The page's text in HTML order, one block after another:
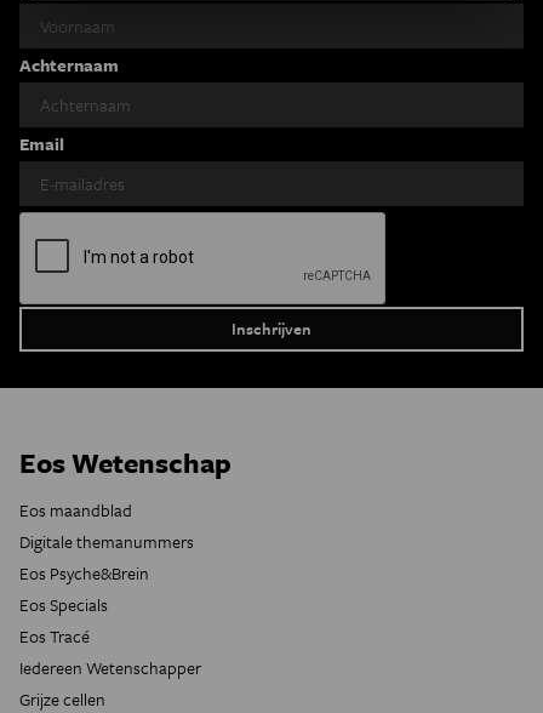
Achternaam
Email
Eos Wetenschap
Eos maandblad
Digitale themanummers
Eos Psyche&Brein
Eos Specials
Eos Tracé
Iedereen Wetenschapper
Grijze cellen